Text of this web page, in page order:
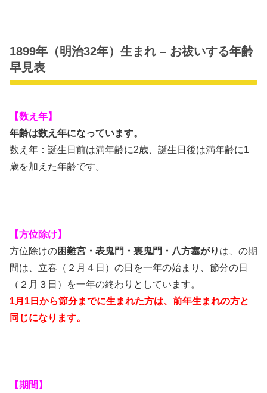
1899年（明治32年）生まれ – お祓いする年齢
早見表
【数え年】
年齢は数え年になっています。
数え年：誕生日前は満年齢に2歳、誕生日後は満年齢に1
歳を加えた年齢です。
【方位除け】
方位除けの困難宮・表鬼門・裏鬼門・八方塞がり は、の期
間は、立春（２月４日）の日を一年の始まり、節分の日
（２月３日）を一年の終わりとしています。
1月1日から節分までに生まれた方は、前年生まれの方と
同じになります。
【期間】